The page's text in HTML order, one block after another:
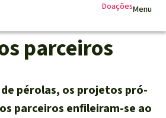
Menu
Doações
geral
locais de
parceiros
pérolas, os projetos pró-
parceiros enfileiram-se ao